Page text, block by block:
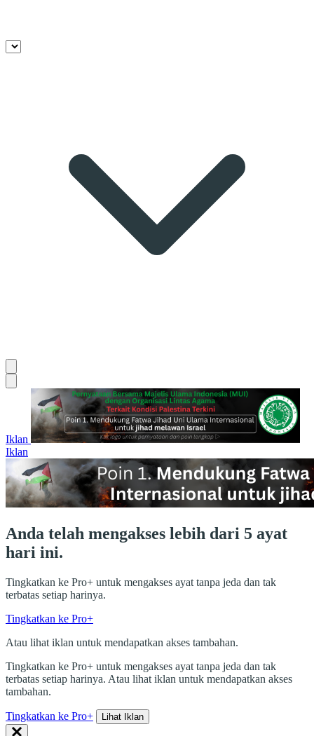
Iklan
Iklan
Anda telah mengakses lebih dari 5 ayat
hari ini.
Tingkatkan ke Pro+ untuk mengakses ayat tanpa jeda dan tak
terbatas setiap harinya.
Tingkatkan ke Pro+
Atau lihat iklan untuk mendapatkan akses tambahan.
Tingkatkan ke Pro+ untuk mengakses ayat tanpa jeda dan tak
terbatas setiap harinya. Atau lihat iklan untuk mendapatkan akses
tambahan.
Tingkatkan ke Pro+ Lihat Iklan